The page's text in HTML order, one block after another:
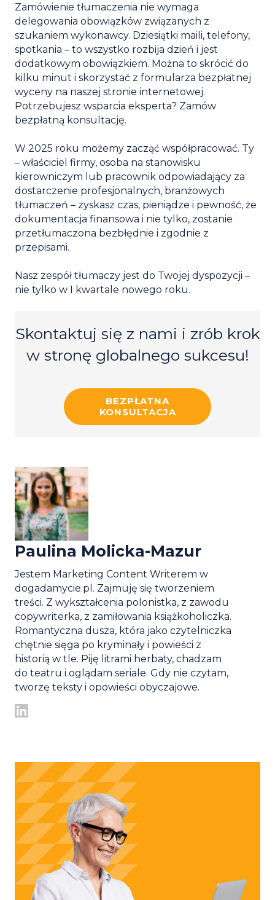
Zamówienie tłumaczenia nie wymaga
delegowania obowiązków związanych z
szukaniem wykonawcy. Dziesiątki maili, telefony,
spotkania – to wszystko rozbija dzień i jest
dodatkowym obowiązkiem. Można to skrócić do
kilku minut i skorzystać z formularza bezpłatnej
wyceny na naszej stronie internetowej.
Potrzebujesz wsparcia eksperta? Zamów
bezpłatną konsultację.
W 2025 roku możemy zacząć współpracować. Ty
– właściciel firmy, osoba na stanowisku
kierowniczym lub pracownik odpowiadający za
dostarczenie profesjonalnych, branżowych
tłumaczeń – zyskasz czas, pieniądze i pewność, że
dokumentacja finansowa i nie tylko, zostanie
przetłumaczona bezbłędnie i zgodnie z
przepisami.
Nasz zespół tłumaczy jest do Twojej dyspozycji –
nie tylko w I kwartale nowego roku.
Skontaktuj się z nami i zrób krok
w stronę globalnego sukcesu!
BEZPŁATNA
KONSULTACJA
Paulina Molicka-Mazur
Jestem Marketing Content Writerem w
dogadamycie.pl. Zajmuję się tworzeniem
treści. Z wykształcenia polonistka, z zawodu
copywriterka, z zamiłowania książkoholiczka.
Romantyczna dusza, która jako czytelniczka
chętnie sięga po kryminały i powieści z
historią w tle. Piję litrami herbaty, chadzam
do teatru i oglądam seriale. Gdy nie czytam,
tworzę teksty i opowieści obyczajowe.